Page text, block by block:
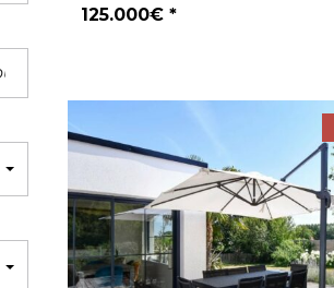
125.000€ *